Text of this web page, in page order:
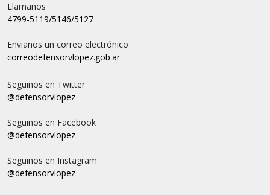
Llamanos
4799-5119/5146/5127
Envianos un correo electrónico
correodefensorvlopez.gob.ar
Seguinos en Twitter
@defensorvlopez
Seguinos en Facebook
@defensorvlopez
Seguinos en Instagram
@defensorvlopez